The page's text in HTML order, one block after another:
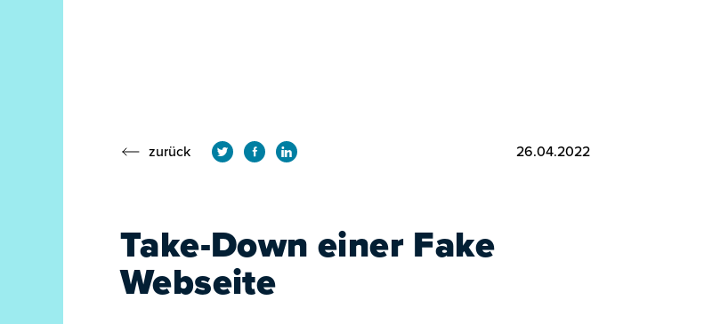
zurück 26.04.2022
Take-Down einer Fake
Webseite